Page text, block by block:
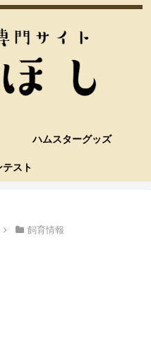
ハムスターグッズ
スト
飼育情報